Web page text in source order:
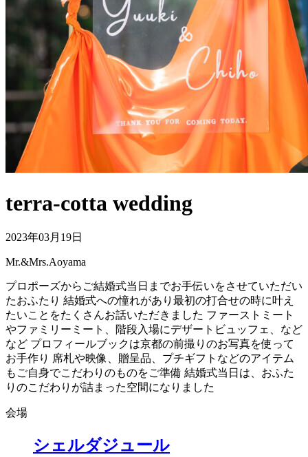
terra-cotta wedding
2023年03月19日
Mr.&Mrs.Aoyama
プロポーズからご結婚式当日までお手伝いをさせていただい
たおふたり 結婚式への憧れがあり最初の打合せの時に叶え
たいことをたくさんお話いただきました ファーストミート
やファミリーミート、階段入場にデザートビュッフェ、など
など プロフィールブックは京都の前撮りのお写真を使って
お手作り 席札や映像、贈呈品、プチギフトなどのアイテム
もご自身でこだわりのものをご準備 結婚式当日は、おふた
りのこだわりが詰まった空間になりました
会場
シェルダジュール